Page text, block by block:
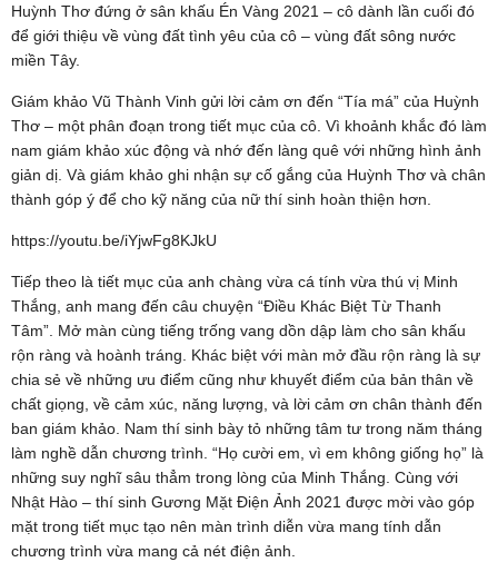
Huỳnh Thơ đứng ở sân khấu Én Vàng 2021 – cô dành lần cuối đó
để giới thiệu về vùng đất tình yêu của cô – vùng đất sông nước
miền Tây.
Giám khảo Vũ Thành Vinh gửi lời cảm ơn đến “Tía má” của Huỳnh
Thơ – một phân đoạn trong tiết mục của cô. Vì khoảnh khắc đó làm
nam giám khảo xúc động và nhớ đến làng quê với những hình ảnh
giản dị. Và giám khảo ghi nhận sự cố gắng của Huỳnh Thơ và chân
thành góp ý để cho kỹ năng của nữ thí sinh hoàn thiện hơn.
https://youtu.be/iYjwFg8KJkU
Tiếp theo là tiết mục của anh chàng vừa cá tính vừa thú vị Minh
Thắng, anh mang đến câu chuyện “Điều Khác Biệt Từ Thanh
Tâm”. Mở màn cùng tiếng trống vang dồn dập làm cho sân khấu
rộn ràng và hoành tráng. Khác biệt với màn mở đầu rộn ràng là sự
chia sẻ về những ưu điểm cũng như khuyết điểm của bản thân về
chất giọng, về cảm xúc, năng lượng, và lời cảm ơn chân thành đến
ban giám khảo. Nam thí sinh bày tỏ những tâm tư trong năm tháng
làm nghề dẫn chương trình. “Họ cười em, vì em không giống họ” là
những suy nghĩ sâu thẳm trong lòng của Minh Thắng. Cùng với
Nhật Hào – thí sinh Gương Mặt Điện Ảnh 2021 được mời vào góp
mặt trong tiết mục tạo nên màn trình diễn vừa mang tính dẫn
chương trình vừa mang cả nét điện ảnh.